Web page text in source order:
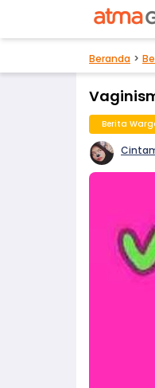
Beranda
Berita